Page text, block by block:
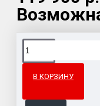
В КОРЗИНУ
Доставка